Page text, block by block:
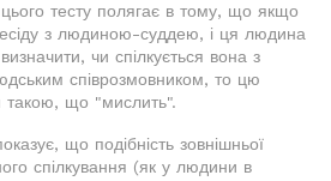
тесту полягає в тому, що якщо
з людиною-суддею, і ця людина
чи спілкується вона з
співрозмовником, то цю
що "мислить".
що подібність зовнішньої
спілкування (як у людини в